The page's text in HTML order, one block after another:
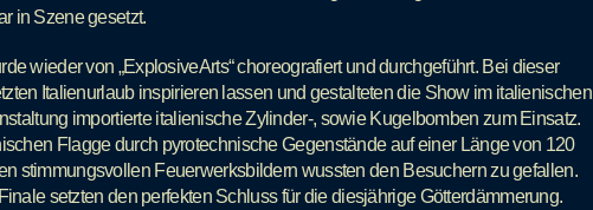
in Szene gesetzt.
wieder von „ExplosiveArts“ choreografiert und durchgeführt. Bei dieser
Italienurlaub inspirieren lassen und gestalteten die Show im italienischen
importierte italienische Zylinder-, sowie Kugelbomben zum Einsatz.
Flagge durch pyrotechnische Gegenstände auf einer Länge von 120
stimmungsvollen Feuerwerksbildern wussten den Besuchern zu gefallen.
setzten den perfekten Schluss für die diesjährige Götterdämmerung.